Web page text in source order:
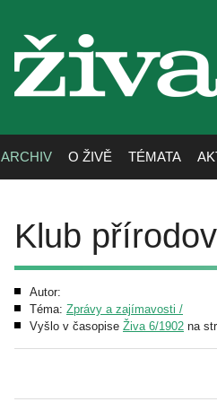
živa
ARCHIV O ŽIVĚ TÉMATA
Klub
Autor:
Téma: Zprávy a zajímavosti /
Vyšlo v časopise Živa 6/1902 na